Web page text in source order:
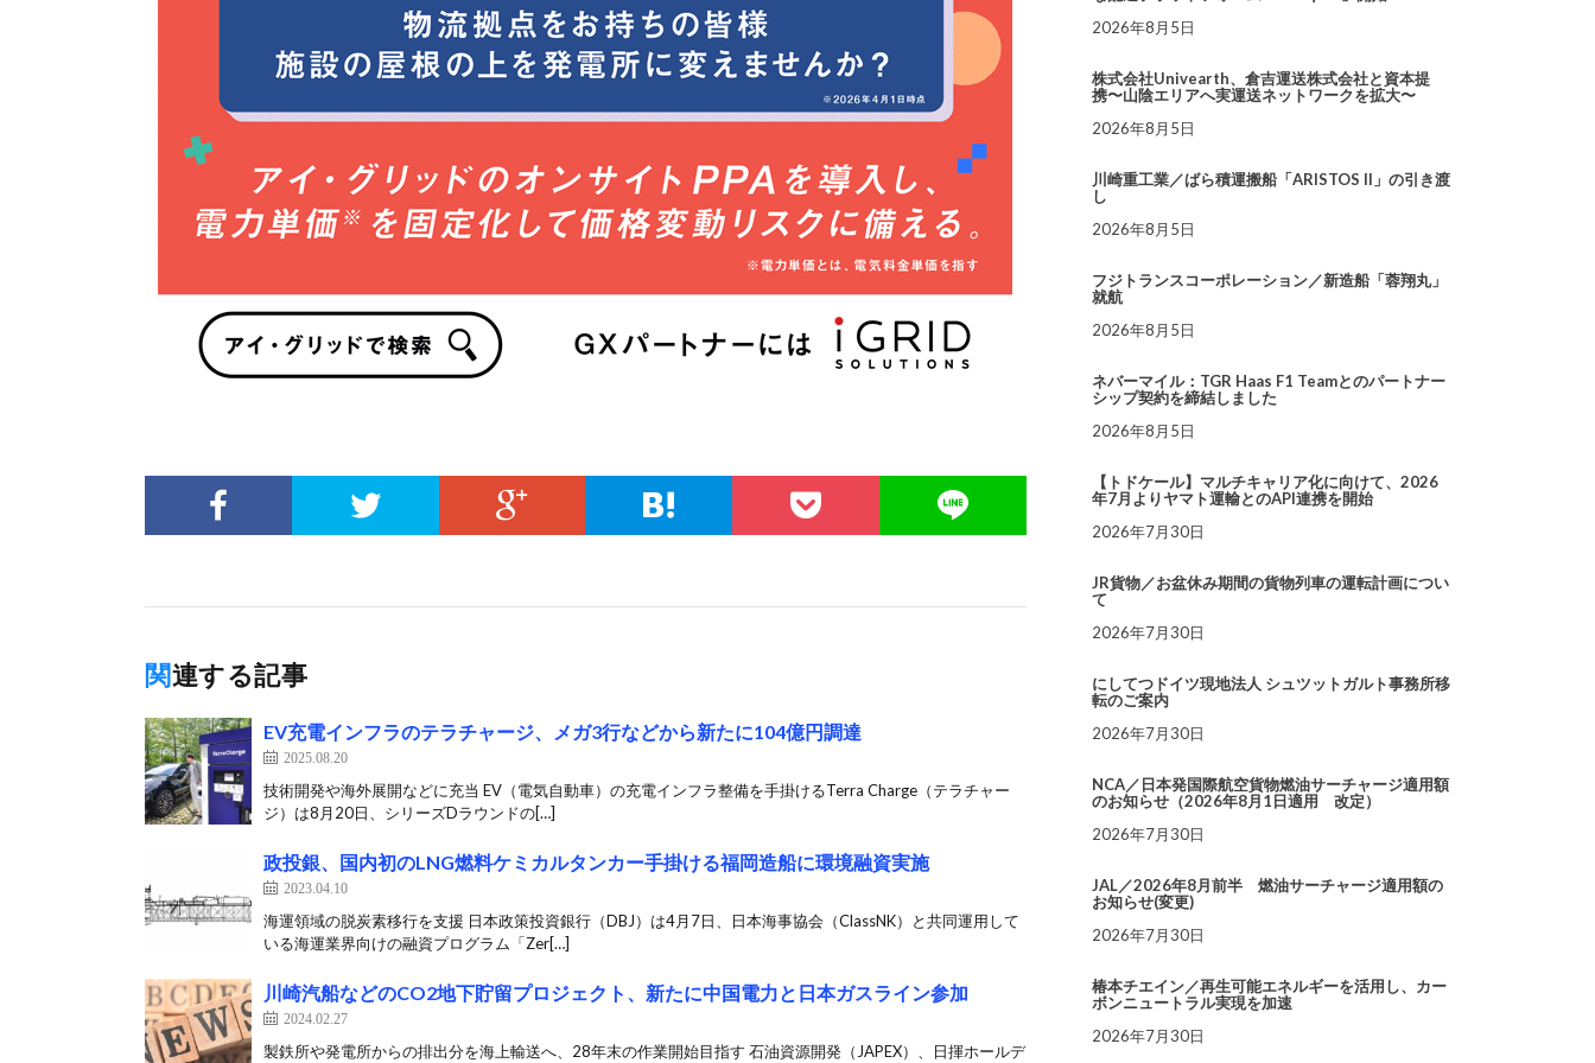
関連する記事
EV充電インフラのテラチャージ、メガ3行などから新たに104億円調達
2025.08.20
技術開発や海外展開などに充当 EV（電気自動車）の充電インフラ整備を手掛けるTerra Charge（テラチャー
ジ）は8月20日、シリーズDラウンドの[…]
政投銀、国内初のLNG燃料ケミカルタンカー手掛ける福岡造船に環境融資実施
2023.04.10
海運領域の脱炭素移行を支援 日本政策投資銀行（DBJ）は4月7日、日本海事協会（ClassNK）と共同運用して
いる海運業界向けの融資プログラム「Zer[…]
川崎汽船などのCO2地下貯留プロジェクト、新たに中国電力と日本ガスライン参加
2024.02.27
製鉄所や発電所からの排出分を海上輸送へ、28年末の作業開始目指す 石油資源開発（JAPEX）、日揮ホールデ
2026年8月5日
株式会社Univearth、倉吉運送株式会社と資本提
携〜山陰エリアへ実運送ネットワークを拡大〜
2026年8月5日
川崎重工業／ばら積運搬船「ARISTOS II」の引き渡
し
2026年8月5日
フジトランスコーポレーション／新造船「蓉翔丸」
就航
2026年8月5日
ネバーマイル：TGR Haas F1 Teamとのパートナー
シップ契約を締結しました
2026年8月5日
【トドケール】マルチキャリア化に向けて、2026
年7月よりヤマト運輸とのAPI連携を開始
2026年7月30日
JR貨物／お盆休み期間の貨物列車の運転計画につい
て
2026年7月30日
にしてつドイツ現地法人 シュツットガルト事務所移
転のご案内
2026年7月30日
NCA／日本発国際航空貨物燃油サーチャージ適用額
のお知らせ（2026年8月1日適用 改定）
2026年7月30日
JAL／2026年8月前半 燃油サーチャージ適用額の
お知らせ(変更)
2026年7月30日
椿本チエイン／再生可能エネルギーを活用し、カー
ボンニュートラル実現を加速
2026年7月30日